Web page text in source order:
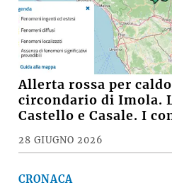
Allerta rossa per
circondario di Imola.
Castello e Casale. I
28 GIUGNO 2026
CRONACA